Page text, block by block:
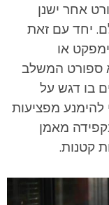
אחר ישנן
יחד עם זאת
או
ספורט המשלב
בו דגש על
להימנע מפציעות
מאמן
קטנות.